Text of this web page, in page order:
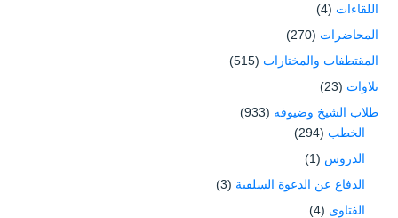
اللقاءات (4)
المحاضرات (270)
المقتطفات والمختارات (515)
تلاوات (23)
طلاب الشيخ وضيوفه (933)
الخطب (294)
الدروس (1)
الدفاع عن الدعوة السلفية (3)
الفتاوى (4)